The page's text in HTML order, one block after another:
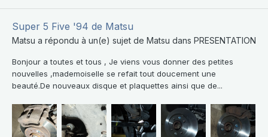
Super 5 Five '94 de Matsu
Matsu a répondu à un(e) sujet de Matsu dans PRESENTATION
Bonjour a toutes et tous , Je viens vous donner des petites
nouvelles ,mademoiselle se refait tout doucement une
beauté.De nouveaux disque et plaquettes ainsi que de...